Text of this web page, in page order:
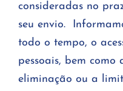
consideradas no
seu envio.
todo o tempo, o
pessoais, bem como
eliminação ou a